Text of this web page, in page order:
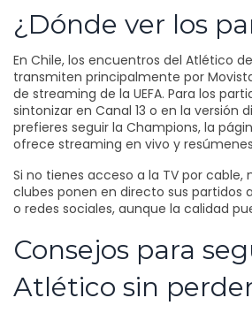
¿Dónde ver los
En Chile, los encuentros del Atlético
transmiten principalmente por
de streaming de la UEFA. Para los
sintonizar en Canal 13 o en la versión
prefieres seguir la Champions, la
ofrece streaming en vivo y
Si no tienes acceso a la TV por cable,
clubes ponen en directo sus partidos
o redes sociales, aunque la calidad
Consejos para
Atlético sin